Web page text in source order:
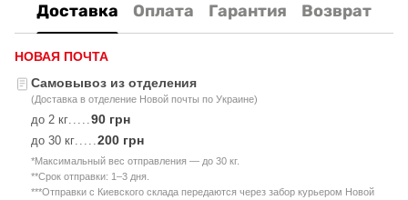
Доставка Оплата Гарантия Возврат
НОВАЯ ПОЧТА
Самовывоз из отделения
(Доставка в отделение Новой почты по Украине)
до 2 кг 90 грн
до 30 кг 200 грн
*Максимальный вес отправления — до 30 кг.
**Срок отправки: 1–3 дня.
***Отправки с Киевского склада передаются через забор курьером Новой